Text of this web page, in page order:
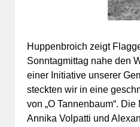
Huppenbroich zeigt
Sonntagmittag nahe den
einer Initiative unserer
steckten wir in eine
von „O Tannenbaum“.
Annika Volpatti und